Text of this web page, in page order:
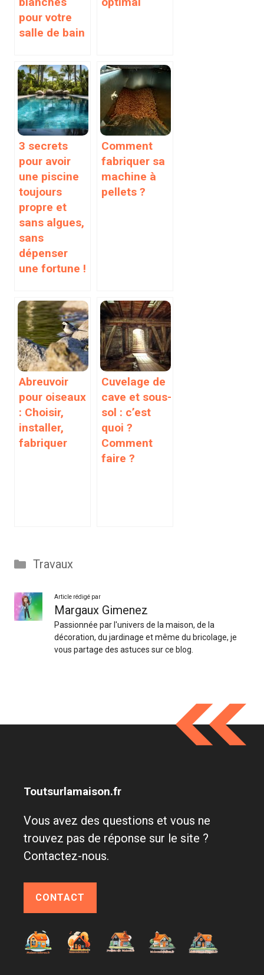
pour votre
salle de bain
3 secrets
pour avoir
une piscine
toujours
propre et
sans algues,
sans
dépenser
une fortune !
Comment
fabriquer sa
machine à
pellets ?
Abreuvoir
pour oiseaux
: Choisir,
installer,
fabriquer
Cuvelage de
cave et sous-
sol : c’est
quoi ?
Comment
faire ?
Catégories
Travaux
Article rédigé par
Margaux Gimenez
Passionnée par l'univers de la maison, de la
décoration, du jardinage et même du bricolage, je
vous partage des astuces sur ce blog.
Toutsurlamaison.fr
Vous avez des questions et vous ne
trouvez pas de réponse sur le site ?
Contactez-nous.
CONTACT